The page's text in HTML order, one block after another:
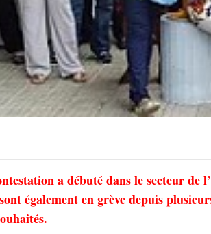
a débuté dans le secteur de
également en grève depuis